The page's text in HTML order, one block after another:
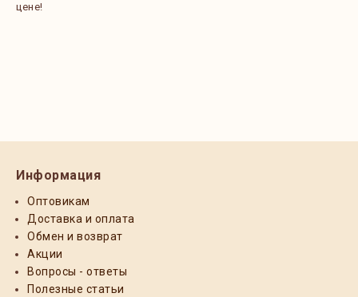
цене!
Информация
Оптовикам
Доставка и оплата
Обмен и возврат
Акции
Вопросы - ответы
Полезные статьи